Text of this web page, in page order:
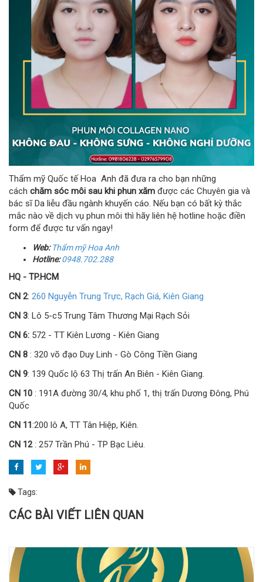
Thẩm mỹ Quốc tế Hoa Anh đã đưa ra cho bạn những
cách chăm sóc môi sau khi phun xăm được các Chuyên gia và
bác sĩ Da liễu đầu ngành khuyến cáo. Nếu bạn có bất kỳ thắc
mắc nào về dịch vụ phun môi thì hãy liên hệ hotline hoặc điền
form để được tư vấn ngay!
Web:Thẩm mỹ Hoa Anh
Hotline: 0948.702.288
HQ - TP.HCM
CN 2: 260 Nguyễn Trung Trực, Rạch Giá, Kiên Giang
CN 3: Lô 5-c5 Trung Tâm Thương Mại Rạch Sỏi
CN 6: 572 - TT Kiên Lương - Kiên Giang
CN 8 : 320 võ đạo Duy Linh - Gò Công Tiền Giang
CN 9: 139 Quốc lộ 63 Thị trấn An Biên - Kiên Giang.
CN 10 : 191A đường 30/4, khu phố 1, thị trấn Dương Đông, Phú
Quốc
CN 11:200 lô A, TT Tân Hiệp, Kiên.
CN 12: 257 Trần Phú - TP Bạc Liêu.
Tags:
CÁC BÀI VIẾT LIÊN QUAN